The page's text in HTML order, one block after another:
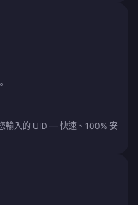
輸入的 UID — 快速、100% 安